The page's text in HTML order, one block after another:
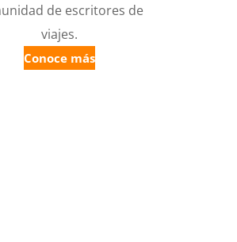
de escritores de
viajes.
Conoce más